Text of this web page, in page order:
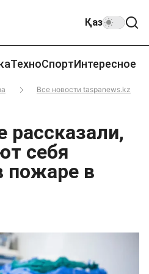
Қаз
ТехноСпортИнтересное
Все новости taspanews.kz
рассказали,
себя
в